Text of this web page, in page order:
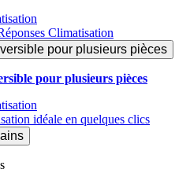
Climatisation
pour plusieurs pièces
pour plusieurs pièces
idéale en quelques clics